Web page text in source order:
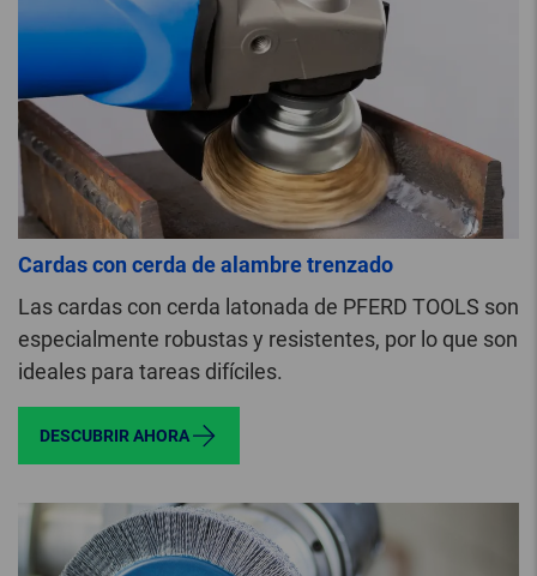
Cardas con cerda de alambre trenzado
Las cardas con cerda latonada de PFERD TOOLS son
especialmente robustas y resistentes, por lo que son
ideales para tareas difíciles.
DESCUBRIR AHORA